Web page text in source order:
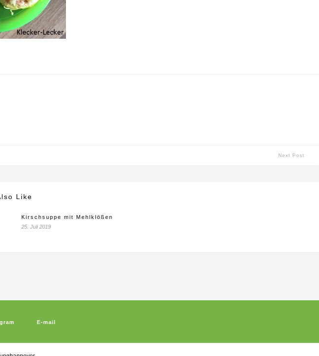
Next Post
Like
Kirschsuppe mit Mehlklößen
25. Juli 2019
E-mail